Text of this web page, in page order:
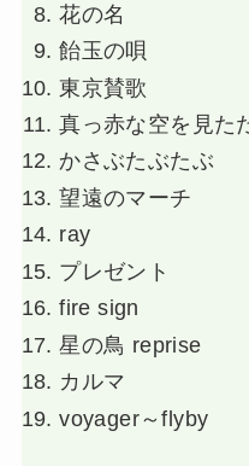
花の名
飴玉の唄
東京賛歌
真っ赤な空を見た
かさぶたぶたぶ
望遠のマーチ
ray
プレゼント
fire sign
星の鳥 reprise
カルマ
voyager～flyby